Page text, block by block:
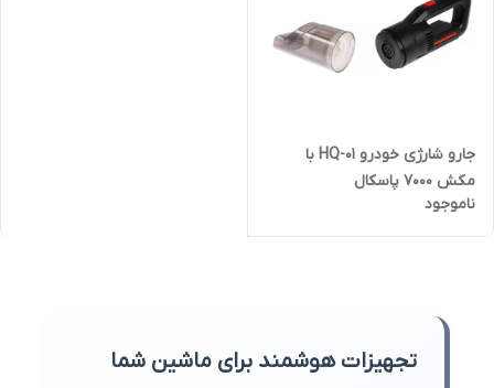
جارو شارژی خودرو HQ-01 با
مکش 7000 پاسکال
ناموجود
تجهیزات هوشمند برای ماشین شما